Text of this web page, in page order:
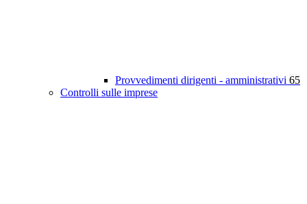
Provvedimenti dirigenti - amministrativi 65
Controlli sulle imprese